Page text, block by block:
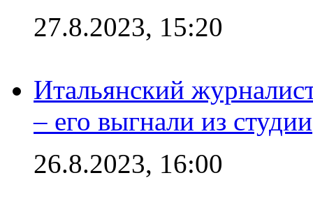
27.8.2023, 15:20
Итальянский
– его выгнали из студии
26.8.2023, 16:00